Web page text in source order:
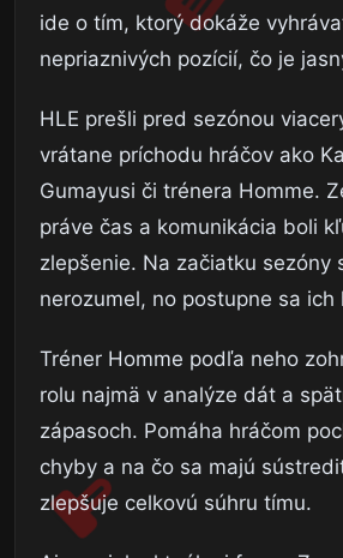
ide o tím, ktorý dokáže
nepriaznivých pozícií, čo je
HLE prešli pred sezónou
vrátane príchodu hráčov ako
Gumayusi či trénera Homme.
práve čas a komunikácia boli
zlepšenie. Na začiatku sezóny
nerozumel, no postupne sa ich
Tréner Homme podľa neho
rolu najmä v analýze dát a
zápasoch. Pomáha hráčom
chyby a na čo sa majú
zlepšuje celkovú súhru tímu.